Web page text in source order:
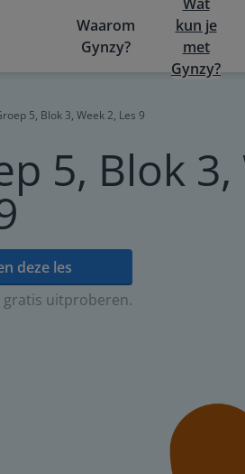
Waarom
Gynzy?
kun je
met
Gynzy?
5, Blok 3, Week 2, Les 9
5, Blok 3,
deze les
gratis uitproberen.